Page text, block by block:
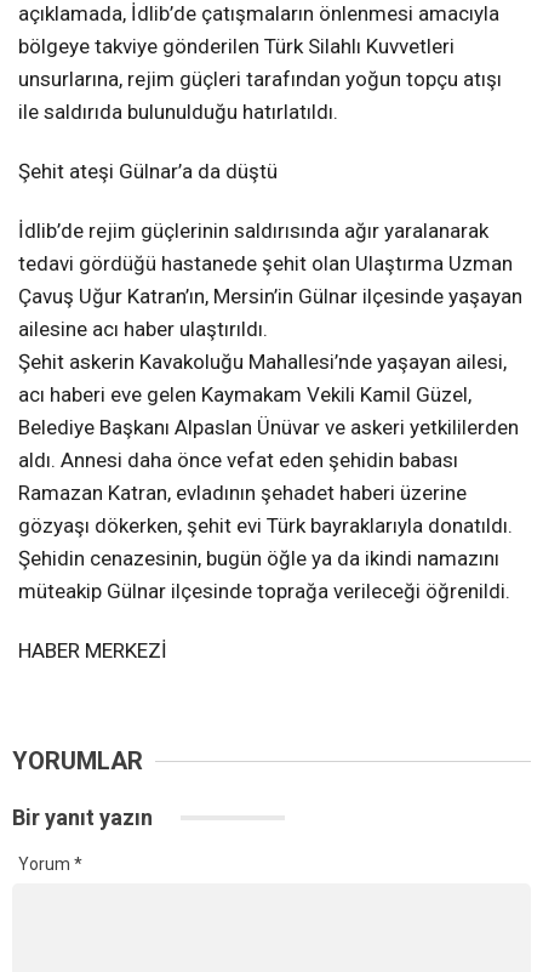
açıklamada, İdlib’de çatışmaların önlenmesi amacıyla
bölgeye takviye gönderilen Türk Silahlı Kuvvetleri
unsurlarına, rejim güçleri tarafından yoğun topçu atışı
ile saldırıda bulunulduğu hatırlatıldı.
Şehit ateşi Gülnar’a da düştü
İdlib’de rejim güçlerinin saldırısında ağır yaralanarak
tedavi gördüğü hastanede şehit olan Ulaştırma Uzman
Çavuş Uğur Katran’ın, Mersin’in Gülnar ilçesinde yaşayan
ailesine acı haber ulaştırıldı.
Şehit askerin Kavakoluğu Mahallesi’nde yaşayan ailesi,
acı haberi eve gelen Kaymakam Vekili Kamil Güzel,
Belediye Başkanı Alpaslan Ünüvar ve askeri yetkililerden
aldı. Annesi daha önce vefat eden şehidin babası
Ramazan Katran, evladının şehadet haberi üzerine
gözyaşı dökerken, şehit evi Türk bayraklarıyla donatıldı.
Şehidin cenazesinin, bugün öğle ya da ikindi namazını
müteakip Gülnar ilçesinde toprağa verileceği öğrenildi.
HABER MERKEZİ
YORUMLAR
Bir yanıt yazın
Yorum *